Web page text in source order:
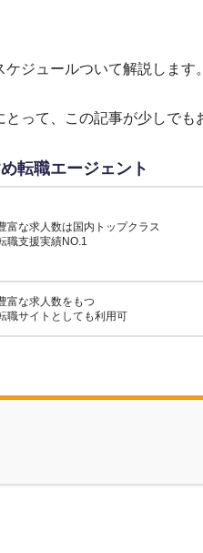
ジュールついて解説します。
って、この記事が少しでも
転職エージェント
富な求人数は国内トップクラス
職支援実績NO.1
富な求人数をもつ
職サイトとしても利用可